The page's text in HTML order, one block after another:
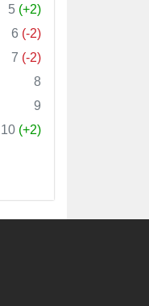
5 (+2)
6 (-2)
7 (-2)
8
9
10 (+2)